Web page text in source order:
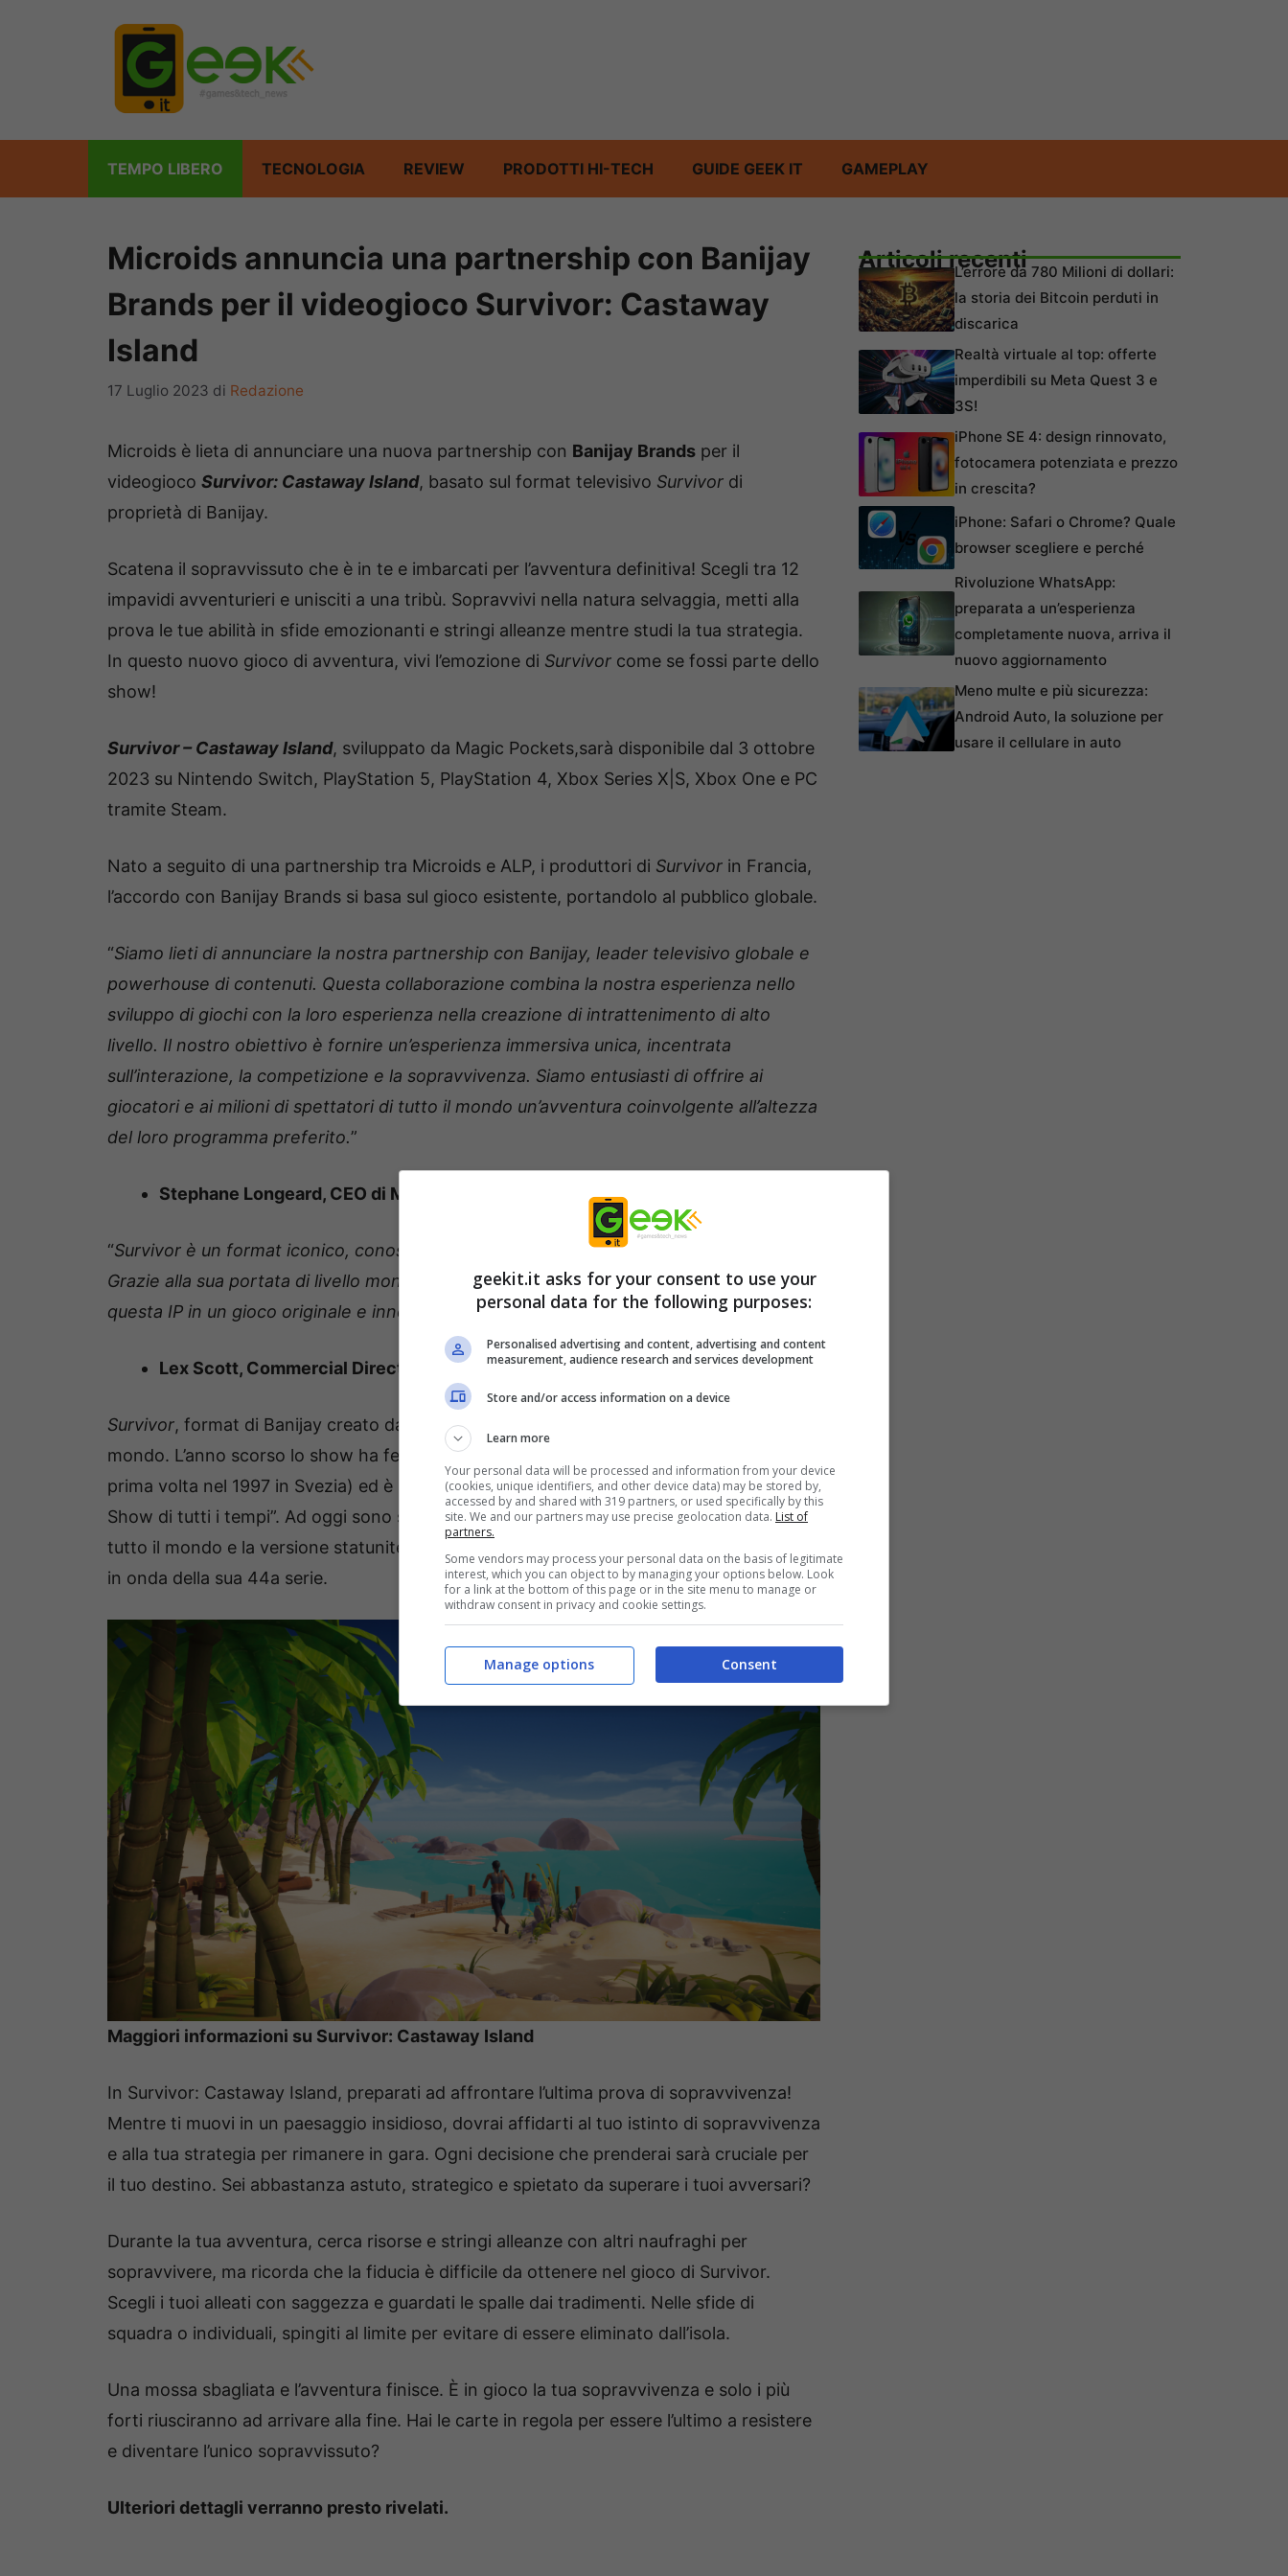
TEMPO LIBERO TECNOLOGIA REVIEW PRODOTTI HI-TECH GUIDE GEEK IT GAMEPLAY
Microids annuncia una partnership con Banijay
Brands per il videogioco Survivor: Castaway
Island
17 Luglio 2023 di Redazione
Microids è lieta di annunciare una nuova partnership con Banijay Brands per il
videogioco Survivor: Castaway Island, basato sul format televisivo Survivor di
proprietà di Banijay.
Scatena il sopravvissuto che è in te e imbarcati per l’avventura definitiva! Scegli tra 12
impavidi avventurieri e unisciti a una tribù. Sopravvivi nella natura selvaggia, metti alla
prova le tue abilità in sfide emozionanti e stringi alleanze mentre studi la tua strategia.
In questo nuovo gioco di avventura, vivi l’emozione di Survivor come se fossi parte dello
show!
Survivor – Castaway Island, sviluppato da Magic Pockets,sarà disponibile dal 3 ottobre
2023 su Nintendo Switch, PlayStation 5, PlayStation 4, Xbox Series X|S, Xbox One e PC
tramite Steam.
Nato a seguito di una partnership tra Microids e ALP, i produttori di Survivor in Francia,
l’accordo con Banijay Brands si basa sul gioco esistente, portandolo al pubblico globale.
“Siamo lieti di annunciare la nostra partnership con Banijay, leader televisivo globale e
powerhouse di contenuti. Questa collaborazione combina la nostra esperienza nello
sviluppo di giochi con la loro esperienza nella creazione di intrattenimento di alto
livello. Il nostro obiettivo è fornire un’esperienza immersiva unica, incentrata
sull’interazione, la competizione e la sopravvivenza. Siamo entusiasti di offrire ai
giocatori e ai milioni di spettatori di tutto il mondo un’avventura coinvolgente all’altezza
del loro programma preferito.”
Stephane Longeard, CEO di Microids
“Survivor è un format iconico, conosciuto e amato da moltissimi fan in tutto il mondo.
Grazie alla sua portata di livello mondiale, Microids è un partner ideale per trasformare
questa IP in un gioco originale e innovativo che ricrea l’esperienza di Survivor a casa.”
Lex Scott, Commercial Director, Gaming & Gambling di Banijay Brands
Survivor, format di Banijay creato da Charlie Parsons, è uno dei reality più seguiti al
mondo. L’anno scorso lo show ha festeggiato 25 anni (il format è stato lanciato per la
prima volta nel 1997 in Svezia) ed è stato classificato da Variety come il “Miglior Reality
Show di tutti i tempi”. Ad oggi sono state commissionate 50 versioni e più di 360 serie in
tutto il mondo e la versione statunitense della CBS ha recentemente terminato la messa
in onda della sua 44a serie.
Maggiori informazioni su Survivor: Castaway Island
In Survivor: Castaway Island, preparati ad affrontare l’ultima prova di sopravvivenza!
Mentre ti muovi in un paesaggio insidioso, dovrai affidarti al tuo istinto di sopravvivenza
e alla tua strategia per rimanere in gara. Ogni decisione che prenderai sarà cruciale per
il tuo destino. Sei abbastanza astuto, strategico e spietato da superare i tuoi avversari?
Durante la tua avventura, cerca risorse e stringi alleanze con altri naufraghi per
sopravvivere, ma ricorda che la fiducia è difficile da ottenere nel gioco di Survivor.
Scegli i tuoi alleati con saggezza e guardati le spalle dai tradimenti. Nelle sfide di
squadra o individuali, spingiti al limite per evitare di essere eliminato dall’isola.
Una mossa sbagliata e l’avventura finisce. È in gioco la tua sopravvivenza e solo i più
forti riusciranno ad arrivare alla fine. Hai le carte in regola per essere l’ultimo a resistere
e diventare l’unico sopravvissuto?
Ulteriori dettagli verranno presto rivelati.
Articoli recentiL’errore da 780 Milioni di dollari:
la storia dei Bitcoin perduti in
discarica
Realtà virtuale al top: offerte
imperdibili su Meta Quest 3 e
3S!
iPhone SE 4: design rinnovato,
fotocamera potenziata e prezzo
in crescita?
iPhone: Safari o Chrome? Quale
browser scegliere e perché
Rivoluzione WhatsApp:
preparata a un’esperienza
completamente nuova, arriva il
nuovo aggiornamento
Meno multe e più sicurezza:
Android Auto, la soluzione per
usare il cellulare in auto
geekit.it asks for your consent to use your
personal data for the following purposes:
Personalised advertising and content, advertising and content
measurement, audience research and services development
Store and/or access information on a device
Learn more
Your personal data will be processed and information from your device
(cookies, unique identifiers, and other device data) may be stored by,
accessed by and shared with 319 partners, or used specifically by this
site. We and our partners may use precise geolocation data. List of
partners.
Some vendors may process your personal data on the basis of legitimate
interest, which you can object to by managing your options below. Look
for a link at the bottom of this page or in the site menu to manage or
withdraw consent in privacy and cookie settings.
Consent
Manage options